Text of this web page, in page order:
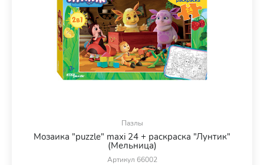
Пазлы
Мозаика "puzzle" maxi 24 + раскраска "Лунтик"
(Мельница)
Артикул 66002